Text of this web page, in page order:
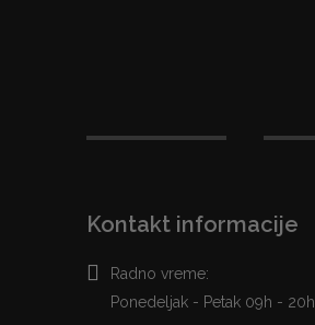
Kontakt informacije
Radno vreme:
Ponedeljak - Petak 09h - 20h